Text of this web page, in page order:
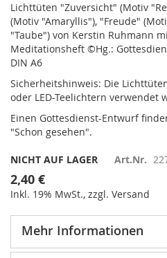
Lichttüten "Zuversicht" (Motiv
(Motiv "Amaryllis"), "Freude"
"Taube") von Kerstin Ruhmann
Meditationsheft ©Hg.:
DIN A6
Sicherheitshinweis: Die
oder LED-Teelichtern verwendet
Einen Gottesdienst-Entwurf
"Schon gesehen".
NICHT AUF LAGER Art.Nr.
2,40 €
Inkl. 19% MwSt., zzgl. Versand
Mehr Informationen